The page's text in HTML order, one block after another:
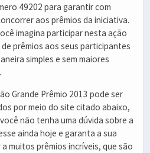
49202 para garantir com
aos prêmios da iniciativa.
imagina participar nesta ação
prêmios aos seus participantes
simples e sem maiores
Grande Prêmio 2013 pode ser
por meio do site citado abaixo,
não tenha uma dúvida sobre a
ainda hoje e garanta a sua
muitos prêmios incríveis, que são